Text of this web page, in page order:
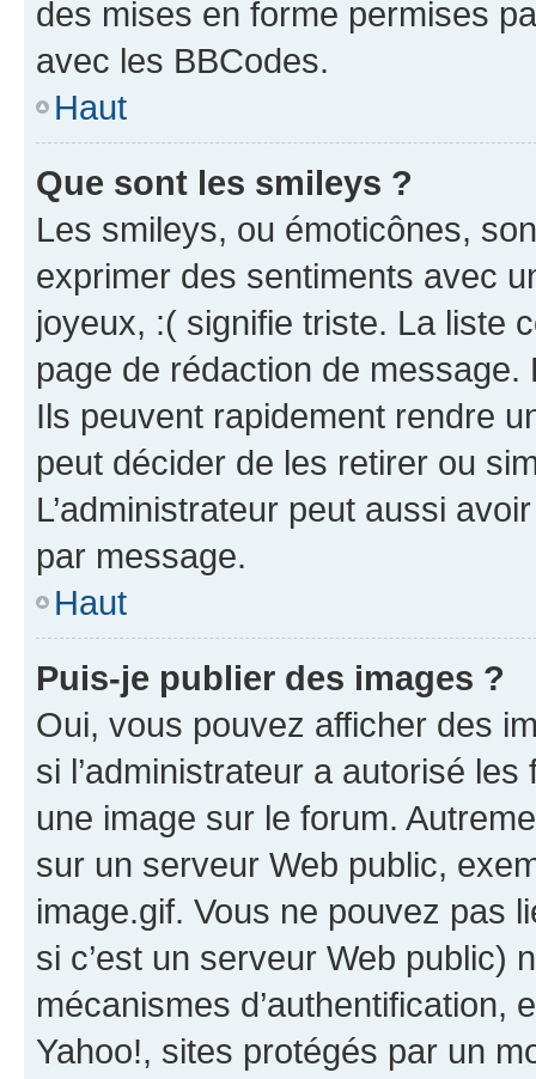
des mises en forme permises
avec les BBCodes.
Haut
Que sont les smileys ?
Les smileys, ou émoticônes,
exprimer des sentiments avec
joyeux, :( signifie triste. La liste
page de rédaction de
Ils peuvent rapidement rendre
peut décider de les retirer ou
L’administrateur peut aussi
par message.
Haut
Puis-je publier des images ?
Oui, vous pouvez afficher des
si l’administrateur a autorisé
une image sur le forum.
sur un serveur Web public,
image.gif. Vous ne pouvez pas
si c’est un serveur Web public)
mécanismes d’authentification,
Yahoo!, sites protégés par un